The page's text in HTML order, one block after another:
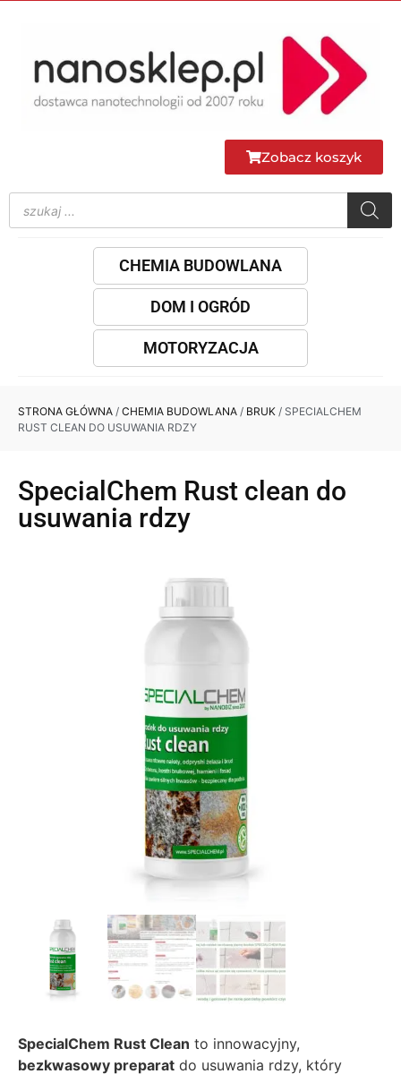
Zobacz koszyk
CHEMIA BUDOWLANA
DOM I OGRÓD
MOTORYZACJA
STRONA GŁÓWNA / CHEMIA BUDOWLANA / BRUK / SPECIALCHEM
RUST CLEAN DO USUWANIA RDZY
SpecialChem Rust clean do
usuwania rdzy
SpecialChem Rust Clean to innowacyjny,
bezkwasowy preparat do usuwania rdzy, który